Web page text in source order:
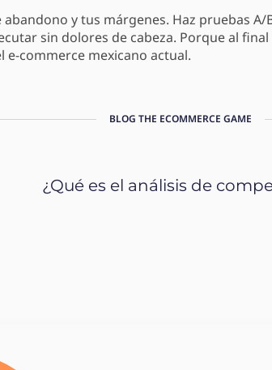
y tus márgenes. Haz pruebas
sin dolores de cabeza. Porque al
commerce mexicano actual.
BLOG THE ECOMMERCE GAME
¿Qué es el análisis de